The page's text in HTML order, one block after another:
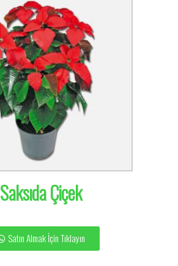
Saksıda Çiçek
Satın Almak İçin Tıklayın